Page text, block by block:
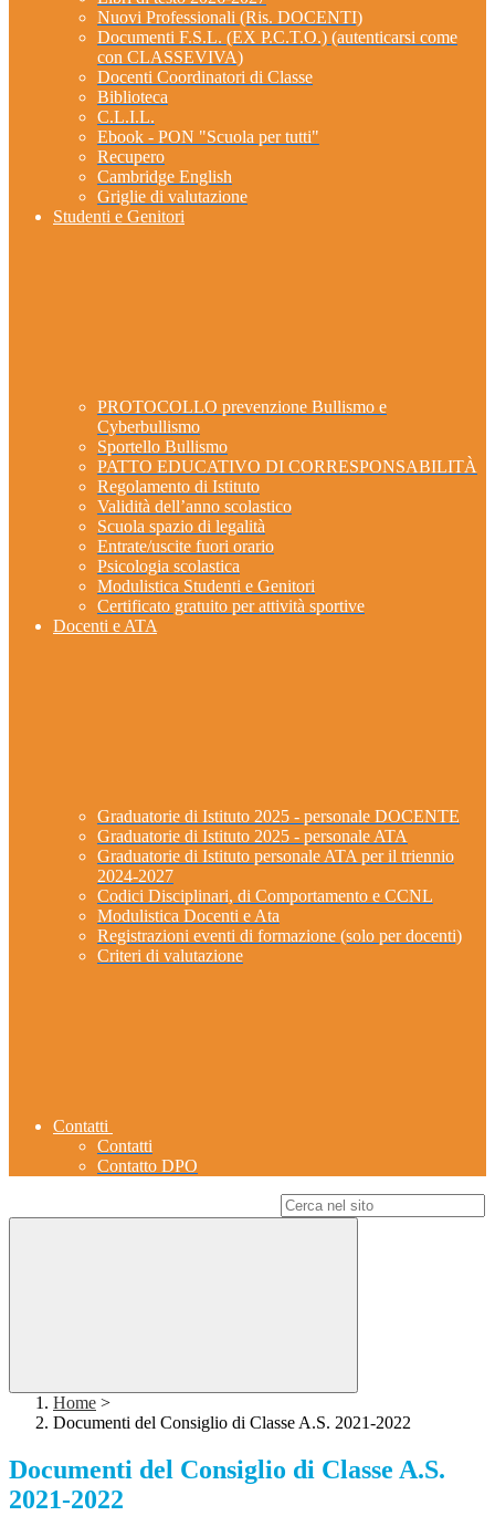
Nuovi Professionali (Ris. DOCENTI)
Documenti F.S.L. (EX P.C.T.O.) (autenticarsi come
con CLASSEVIVA)
Docenti Coordinatori di Classe
Biblioteca
C.L.I.L.
Ebook - PON "Scuola per tutti"
Recupero
Cambridge English
Griglie di valutazione
Studenti e Genitori
PROTOCOLLO prevenzione Bullismo e
Cyberbullismo
Sportello Bullismo
PATTO EDUCATIVO DI CORRESPONSABILITÀ
Regolamento di Istituto
Validità dell’anno scolastico
Scuola spazio di legalità
Entrate/uscite fuori orario
Psicologia scolastica
Modulistica Studenti e Genitori
Certificato gratuito per attività sportive
Docenti e ATA
Graduatorie di Istituto 2025 - personale DOCENTE
Graduatorie di Istituto 2025 - personale ATA
Graduatorie di Istituto personale ATA per il triennio
2024-2027
Codici Disciplinari, di Comportamento e CCNL
Modulistica Docenti e Ata
Registrazioni eventi di formazione (solo per docenti)
Criteri di valutazione
Contatti
Contatti
Contatto DPO
Home >
Documenti del Consiglio di Classe A.S. 2021-2022
Documenti del Consiglio di Classe A.S.
2021-2022